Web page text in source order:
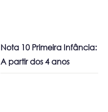
Nota 10 Primeira Infância:
A partir dos 4 anos